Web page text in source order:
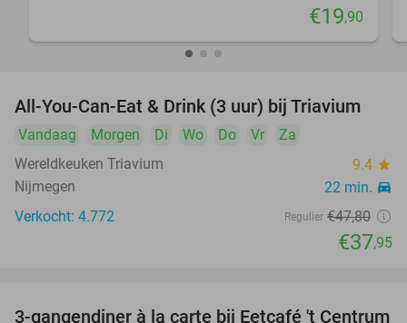
€19,90
21%
All-You-Can-Eat & Drink (3 uur) bij Triavium
Vandaag Morgen Di Wo Do Vr
Za
Wereldkeuken Triavium
9.4 star
Nijmegen 22 min. directions_car
Verkocht: 4.772 Regulier €47,80
€37,95
3-gangendiner à la carte bij Eetcafé 't Centrum